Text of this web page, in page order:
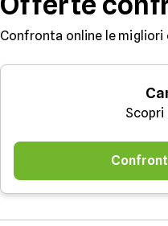
Confronta online le
Scopri